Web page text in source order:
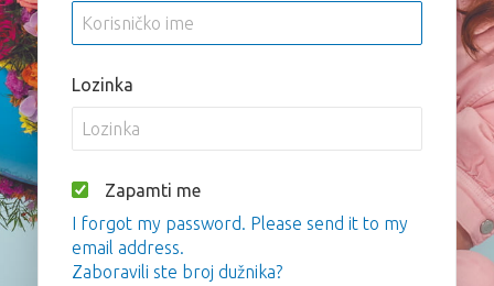
Lozinka
Zapamti me
I forgot my password. Please send it to my
email address.
Zaboravili ste broj dužnika?